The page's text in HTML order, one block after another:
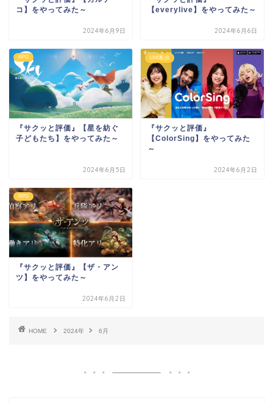
コ】をやってみた～
2024年6月9日
【everylive】をやってみた～
2024年6月6日
RPG
『サクッと評価』【星を紡ぐ
子どもたち】をやってみた～
2024年6月5日
LIVE配信
『サクッと評価』
【ColorSing】をやってみた
～
2024年6月2日
RPG
『サクッと評価』【ザ・アン
ツ】をやってみた～
2024年6月2日
HOME 2024年 6月